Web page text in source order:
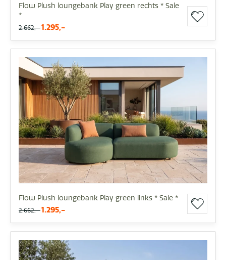
Flow Plush loungebank Play green rechts * Sale
*
2.662,- 1.295,-
Flow Plush loungebank Play green links * Sale *
2.662,- 1.295,-